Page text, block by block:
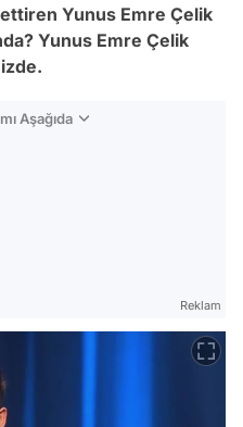
Yunus Emre Çelik
Yunus Emre Çelik
Aşağıda
Reklam